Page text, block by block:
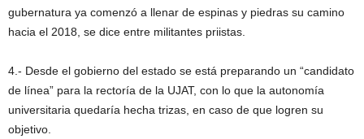
gubernatura ya comenzó a llenar de espinas y piedras su camino
hacia el 2018, se dice entre militantes priistas.
4.- Desde el gobierno del estado se está preparando un “candidato
de línea” para la rectoría de la UJAT, con lo que la autonomía
universitaria quedaría hecha trizas, en caso de que logren su
objetivo.